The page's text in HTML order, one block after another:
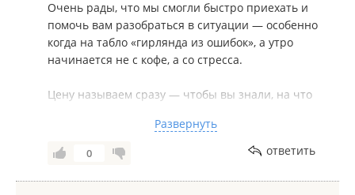
Очень рады, что мы смогли быстро приехать и
помочь вам разобраться в ситуации — особенно
когда на табло «гирлянда из ошибок», а утро
начинается не с кофе, а со стресса.
Цену называем сразу — чтобы вы знали, на что
только решил проблему (диагностика показала,
что дело в аккумуляторе), но и ответил на все
ваши вопросы — для нас важно, чтобы после
нашего визита вы чувствовали себя увереннее
Развернуть
0 ответить